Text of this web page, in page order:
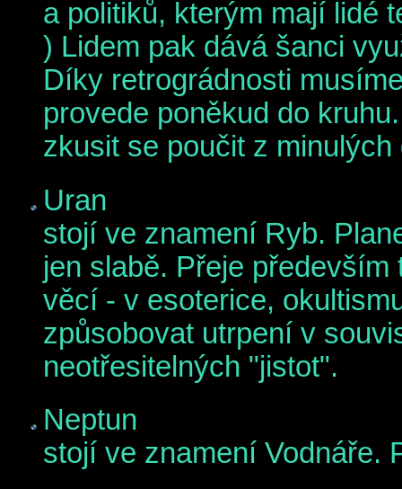
a politiků, kterým mají lidé
) Lidem pak dává šanci
Díky retrográdnosti
provede poněkud do
zkusit se poučit z minulých
Uran
stojí ve znamení Ryb.
jen slabě. Přeje
věcí - v esoterice,
způsobovat utrpení v
neotřesitelných "jistot".
Neptun
stojí ve znamení Vodnáře.